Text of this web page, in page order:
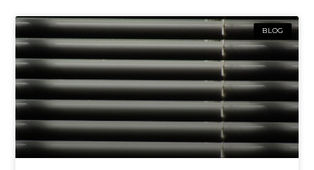
BLOG